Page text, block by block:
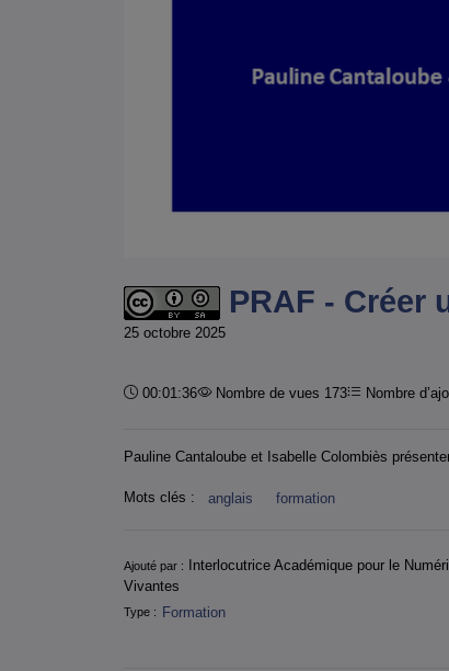
PRAF - Créer
25 octobre 2025
Durée :
00:01:36 Nombre de vues 173 Nombre
Pauline Cantaloube et Isabelle Colombiès
Mots clés : anglais formation
Informations
Ajouté par :
Interlocutrice Académique pour le
Vivantes
Type : Formation